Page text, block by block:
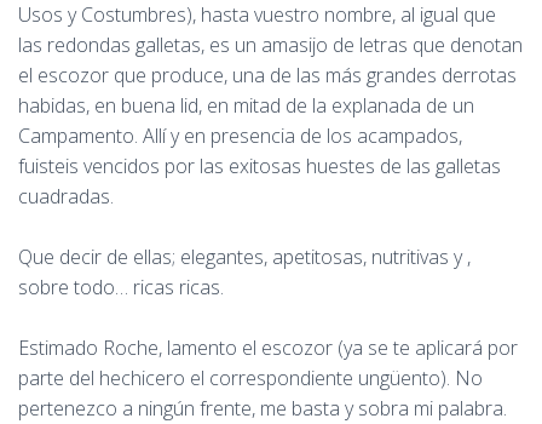
Usos y Costumbres), hasta vuestro nombre, al igual que
las redondas galletas, es un amasijo de letras que denotan
el escozor que produce, una de las más grandes derrotas
habidas, en buena lid, en mitad de la explanada de un
Campamento. Allí y en presencia de los acampados,
fuisteis vencidos por las exitosas huestes de las galletas
cuadradas.
Que decir de ellas; elegantes, apetitosas, nutritivas y ,
sobre todo… ricas ricas.
Estimado Roche, lamento el escozor (ya se te aplicará por
parte del hechicero el correspondiente ungüento). No
pertenezco a ningún frente, me basta y sobra mi palabra.